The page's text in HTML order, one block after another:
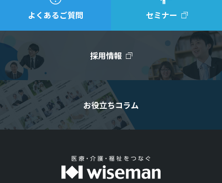
よくあるご質問 セミナー
採用情報
お役立ちコラム